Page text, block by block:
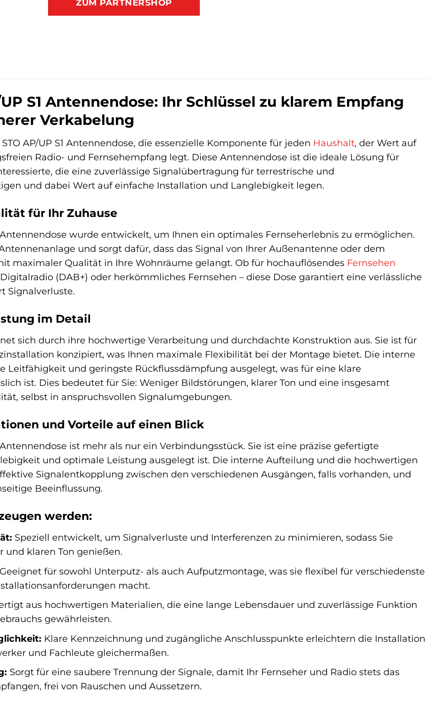
ZUM PARTNERSHOP
S1 Antennendose: Ihr Schlüssel zu klarem Empfang
Verkabelung
STO AP/UP S1 Antennendose, die essenzielle Komponente für jeden Haushalt, der Wert auf
Radio- und Fernsehempfang legt. Diese Antennendose ist die ideale Lösung für
die eine zuverlässige Signalübertragung für terrestrische und
und dabei Wert auf einfache Installation und Langlebigkeit legen.
für Ihr Zuhause
Antennendose wurde entwickelt, um Ihnen ein optimales Fernseherlebnis zu ermöglichen.
und sorgt dafür, dass das Signal von Ihrer Außenantenne oder dem
maximaler Qualität in Ihre Wohnräume gelangt. Ob für hochauflösendes Fernsehen
(DAB+) oder herkömmliches Fernsehen – diese Dose garantiert eine verlässliche
Signalverluste.
im Detail
sich durch ihre hochwertige Verarbeitung und durchdachte Konstruktion aus. Sie ist für
konzipiert, was Ihnen maximale Flexibilität bei der Montage bietet. Die interne
Leitfähigkeit und geringste Rückflussdämpfung ausgelegt, was für eine klare
ist. Dies bedeutet für Sie: Weniger Bildstörungen, klarer Ton und eine insgesamt
selbst in anspruchsvollen Signalumgebungen.
und Vorteile auf einen Blick
Antennendose ist mehr als nur ein Verbindungsstück. Sie ist eine präzise gefertigte
und optimale Leistung ausgelegt ist. Die interne Aufteilung und die hochwertigen
Signalentkopplung zwischen den verschiedenen Ausgängen, falls vorhanden, und
Beeinflussung.
werden:
Speziell entwickelt, um Signalverluste und Interferenzen zu minimieren, sodass Sie
und klaren Ton genießen.
Geeignet für sowohl Unterputz- als auch Aufputzmontage, was sie flexibel für verschiedenste
macht.
aus hochwertigen Materialien, die eine lange Lebensdauer und zuverlässige Funktion
gewährleisten.
Klare Kennzeichnung und zugängliche Anschlusspunkte erleichtern die Installation
und Fachleute gleichermaßen.
Sorgt für eine saubere Trennung der Signale, damit Ihr Fernseher und Radio stets das
frei von Rauschen und Aussetzern.